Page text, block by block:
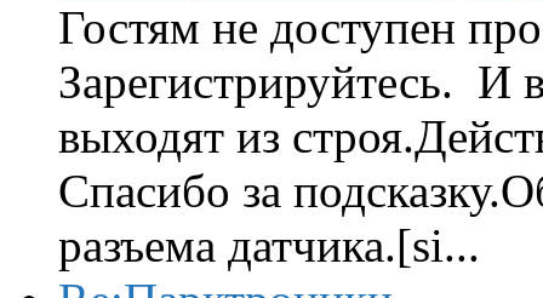
Гостям не доступен
Зарегистрируйтесь. И
выходят из
Спасибо за
разъема датчика.[si...